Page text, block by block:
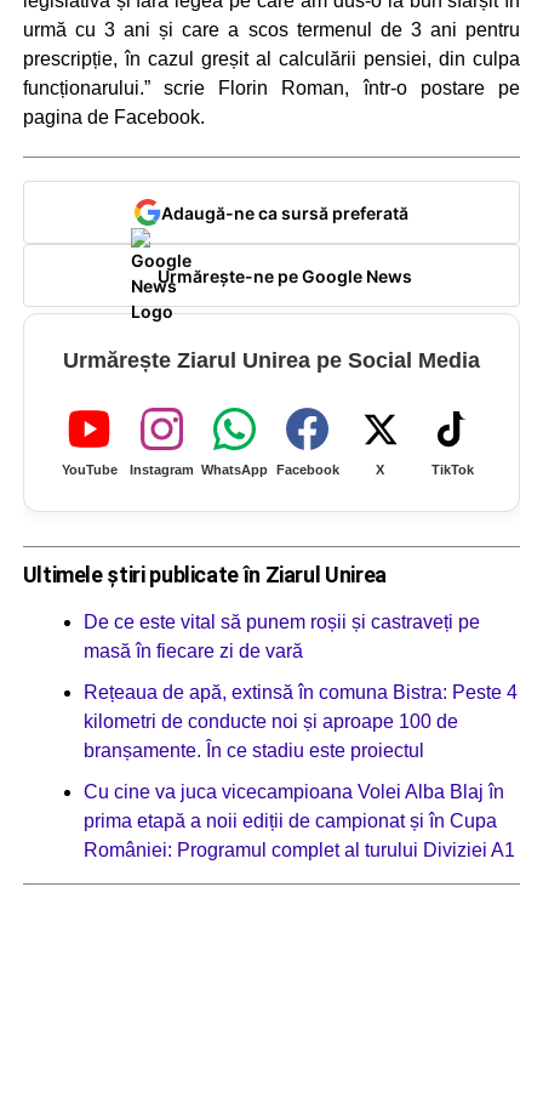
urmă cu 3 ani și care a scos termenul de 3 ani pentru
prescripție, în cazul greșit al calculării pensiei, din culpa
funcționarului.” scrie Florin Roman, într-o postare pe
pagina de Facebook.
Adaugă-ne ca sursă preferată
Urmărește-ne pe Google News
Urmărește Ziarul Unirea pe Social Media
YouTube Instagram WhatsApp Facebook X TikTok
Ultimele știri publicate în Ziarul Unirea
De ce este vital să punem roșii și castraveți pe
masă în fiecare zi de vară
Rețeaua de apă, extinsă în comuna Bistra: Peste 4
kilometri de conducte noi și aproape 100 de
branșamente. În ce stadiu este proiectul
Cu cine va juca vicecampioana Volei Alba Blaj în
prima etapă a noii ediții de campionat și în Cupa
României: Programul complet al turului Diviziei A1